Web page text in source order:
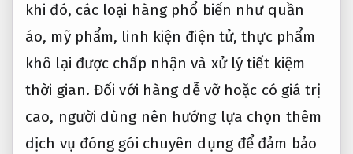
khi đó, các loại hàng phổ biến như quần
áo, mỹ phẩm, linh kiện điện tử, thực phẩm
khô lại được chấp nhận và xử lý tiết kiệm
thời gian. Đối với hàng dễ vỡ hoặc có giá trị
cao, người dùng nên hướng lựa chọn thêm
dịch vụ đóng gói chuyên dụng để đảm bảo